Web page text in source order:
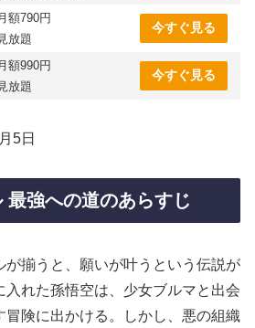
額790円
放題
今すぐ見る
額990円
放題
今すぐ見る
5日
最強への道のあらすじ
が揃うと、願いが叶うという伝説が
入れた孫悟空は、少女ブルマと出会
冒険に出かける。しかし、悪の組織